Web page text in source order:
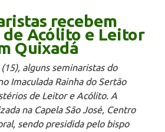
recebem
Acólito e Leitor
Quixadá
alguns seminaristas do
Imaculada Rainha do Sertão
de Leitor e Acólito. A
na Capela São José, Centro
sendo presidida pelo bispo